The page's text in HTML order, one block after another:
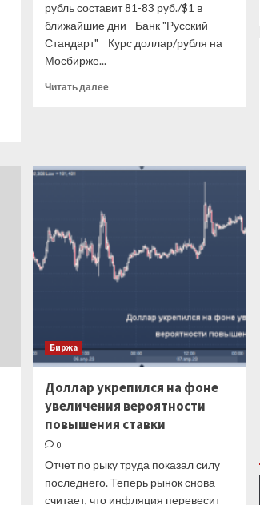
рубль составит 81-83 руб./$1 в
ближайшие дни - Банк "Русский
Стандарт" Курс доллар/рубля на
Мосбирже...
Читать далееПрочитать
ближайшие
дни
Биржа
Доллар укрепился на фоне
увеличения вероятности
повышения ставки
0
Отчет по рыку труда показал силу
последнего. Теперь рынок снова
считает, что инфляция перевесит